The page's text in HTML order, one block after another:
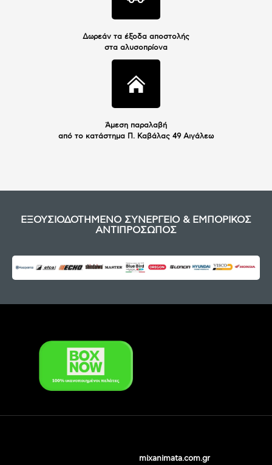
Δωρεάν τα έξοδα αποστολής
στα αλυσοπρίονα
Άμεση παραλαβή
από το κατάστημα Π. Καβάλας 49 Αιγάλεω
ΕΞΟΥΣΙΟΔΟΤΗΜΕΝΟ ΣΥΝΕΡΓΕΙΟ & ΕΜΠΟΡΙΚΟΣ
ΑΝΤΙΠΡΟΣΩΠΟΣ
mixanimata.com.gr